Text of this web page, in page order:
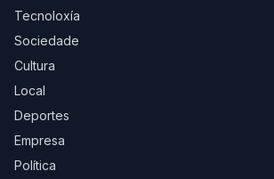
Tecnoloxía
Sociedade
Cultura
Local
Deportes
Empresa
Política